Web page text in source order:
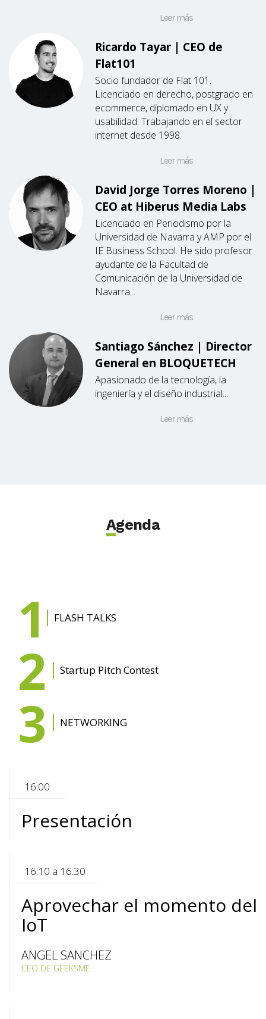
Leer más
Ricardo Tayar | CEO de
Flat101
Socio fundador de Flat 101.
Licenciado en derecho, postgrado en
ecommerce, diplomado en UX y
usabilidad. Trabajando en el sector
internet desde 1998.
Leer más
David Jorge Torres Moreno |
CEO at Hiberus Media Labs
Licenciado en Periodismo por la
Universidad de Navarra y AMP por el
IE Business School. He sido profesor
ayudante de la Facultad de
Comunicación de la Universidad de
Navarra...
Leer más
Santiago Sánchez | Director
General en BLOQUETECH
Apasionado de la tecnología, la
ingeniería y el diseño industrial...
Leer más
Agenda
1 FLASH TALKS
2 Startup Pitch Contest
3 NETWORKING
16:00
Presentación
16:10 a 16:30
Aprovechar el momento del
IoT
ANGEL SANCHEZ
CEO DE GEEKSME